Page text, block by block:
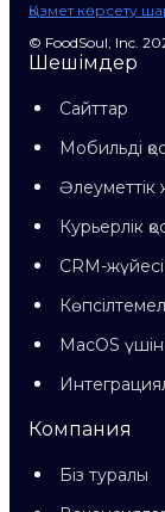
Қызмет көрсету
© FoodSoul, Inc.
Шешімдер
Сайттар
Мобильді
Әлеуметтік
Курьерлік
CRM-жүйесі
MacOS
Компания
Біз туралы